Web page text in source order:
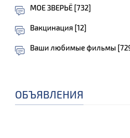
МОЕ ЗВЕРЬЁ [732]
Вакцинация [12]
Ваши любимые фильмы
ОБЪЯВЛЕНИЯ